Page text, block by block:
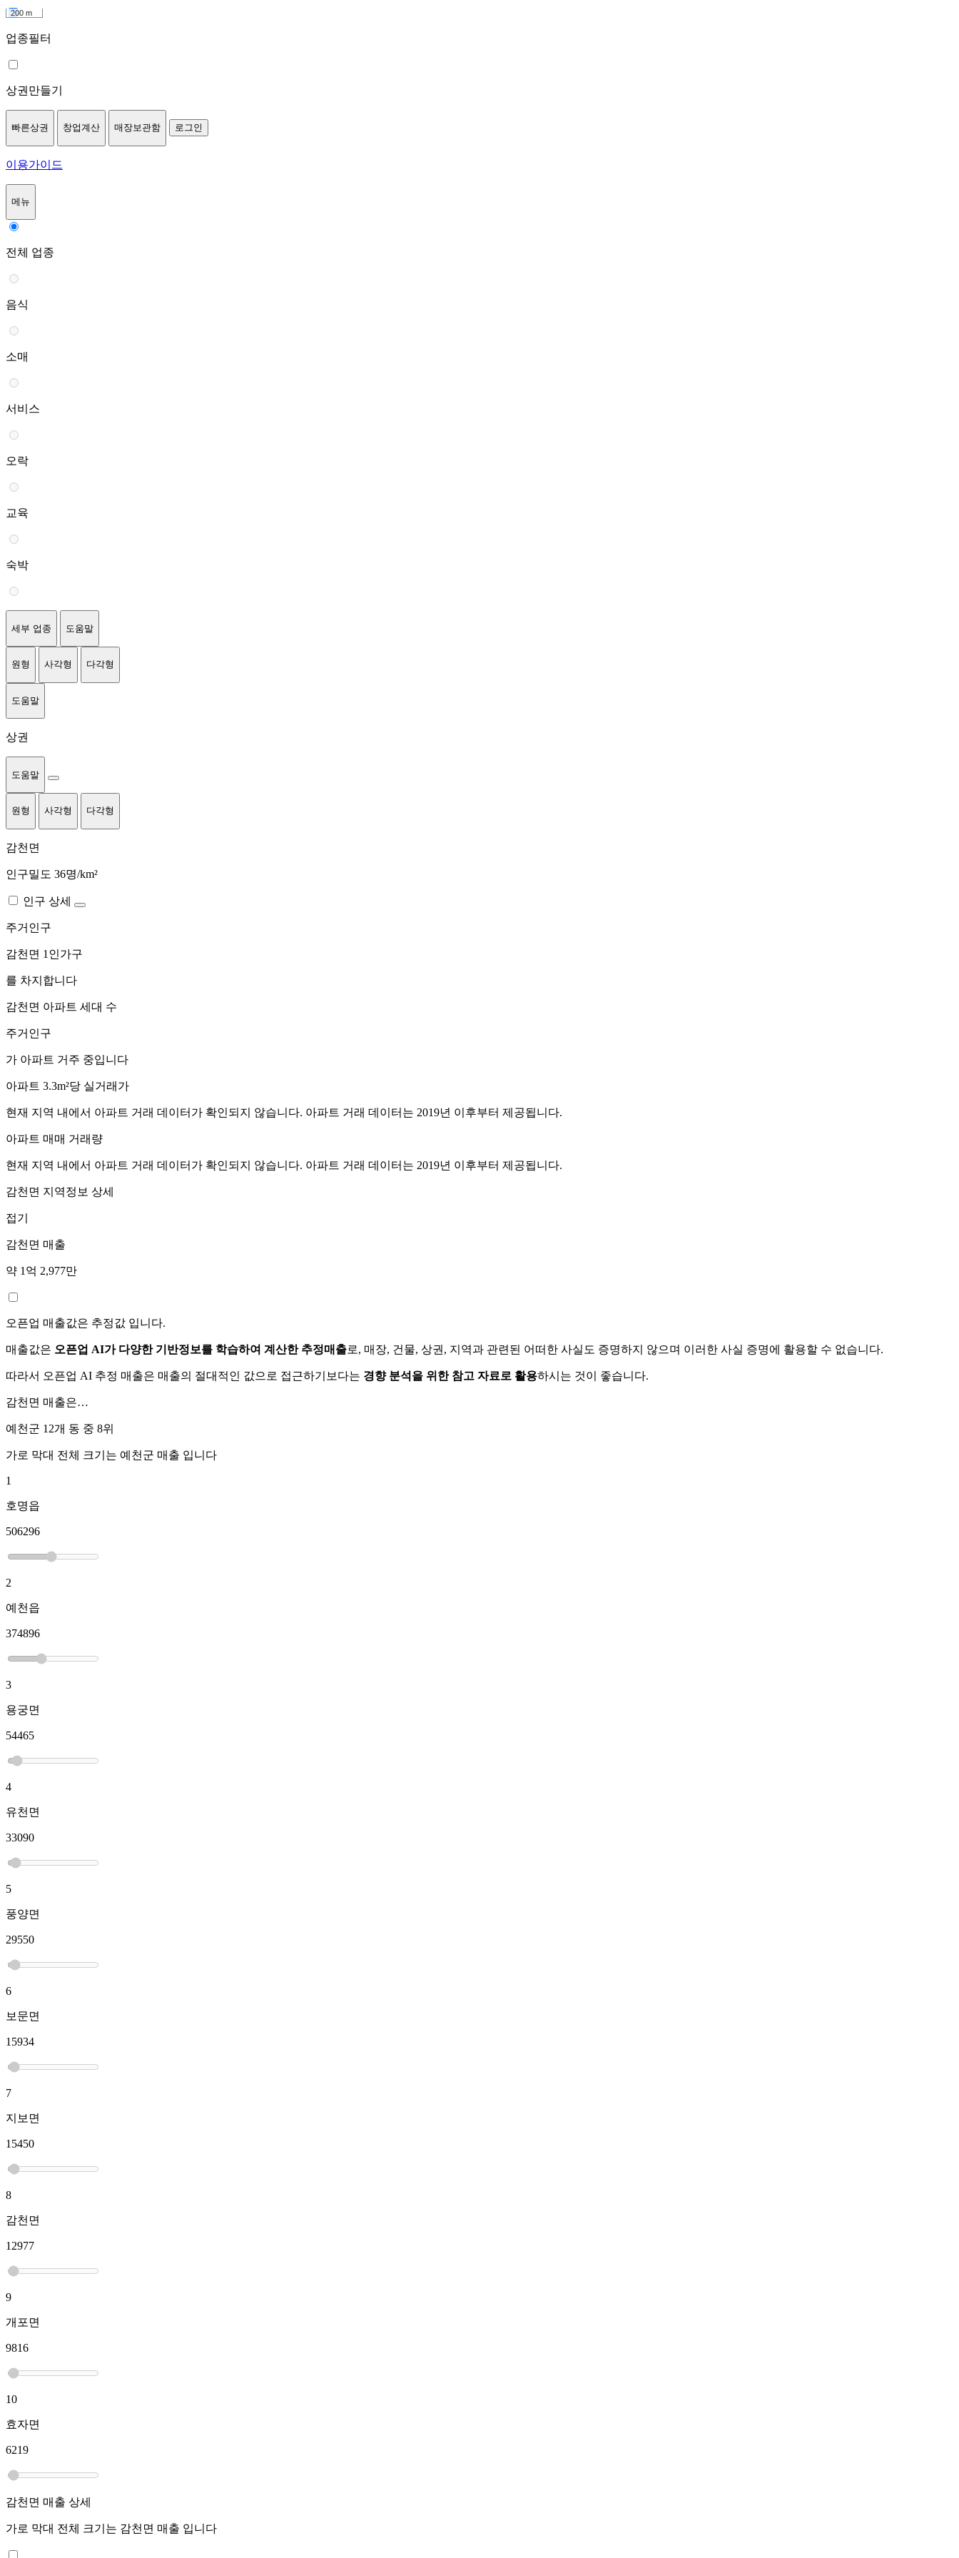
200 m
업종필터
상권만들기
빠른상권 창업계산 매장보관함 로그인
이용가이드
메뉴
전체 업종
음식
소매
서비스
오락
교육
숙박
세부 업종 도움말
원형 사각형 다각형
도움말
상권
도움말
원형 사각형 다각형
감천면
인구밀도 36명/km²
인구 상세
주거인구
감천면 1인가구
를 차지합니다
감천면 아파트 세대 수
주거인구
가 아파트 거주 중입니다
아파트 3.3m²당 실거래가
현재 지역 내에서 아파트 거래 데이터가 확인되지 않습니다. 아파트 거래 데이터는 2019년 이후부터 제공됩니다.
아파트 매매 거래량
현재 지역 내에서 아파트 거래 데이터가 확인되지 않습니다. 아파트 거래 데이터는 2019년 이후부터 제공됩니다.
감천면 지역정보 상세
접기
감천면 매출
약 1억 2,977만
오픈업 매출값은 추정값 입니다.
매출값은 오픈업 AI가 다양한 기반정보를 학습하여 계산한 추정매출로, 매장, 건물, 상권, 지역과 관련된 어떠한 사실도 증명하지 않으며 이러한 사실 증명에 활용할 수 없습니다.
따라서 오픈업 AI 추정 매출은 매출의 절대적인 값으로 접근하기보다는 경향 분석을 위한 참고 자료로 활용하시는 것이 좋습니다.
감천면 매출은…
예천군 12개 동 중 8위
가로 막대 전체 크기는 예천군 매출 입니다
1
호명읍
506296
2
예천읍
374896
3
용궁면
54465
4
유천면
33090
5
풍양면
29550
6
보문면
15934
7
지보면
15450
8
감천면
12977
9
개포면
9816
10
효자면
6219
감천면 매출 상세
가로 막대 전체 크기는 감천면 매출 입니다